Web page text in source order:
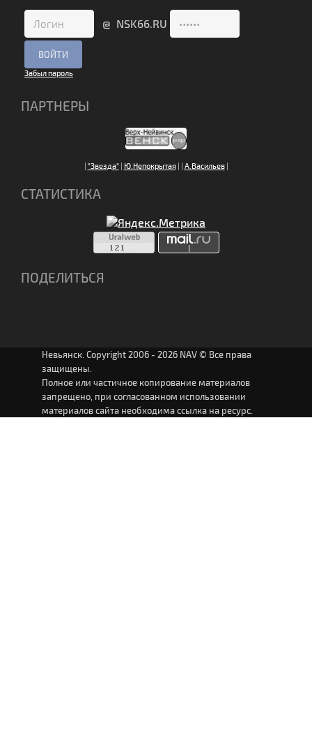
@ NSK66.RU
Забыл пароль
ПАРТНЕРЫ
| "Звезда"| Ю.Непокрытая| | А.Васильев|
СТАТИСТИКА
ПОДЕЛИТЬСЯ
Невьянск. Copyright 2006 - 2026 NAV © Все права
защищены.
Полное или частичное копирование материалов
запрещено, при согласованном использовании
материалов сайта необходима ссылка на ресурс.